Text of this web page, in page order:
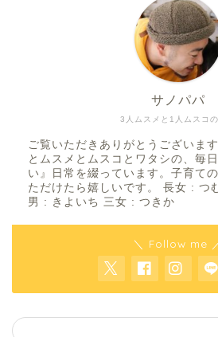
3人ムスメと1人ムスコ
サノパパ
ご覧いただきありがとうございま
とムスメとムスコとワタシの、毎
い』日常を綴っています。子育て
ただけたら嬉しいです。 長女 : つ
男 : きよいち 三女 : つきか
＼ Follow me